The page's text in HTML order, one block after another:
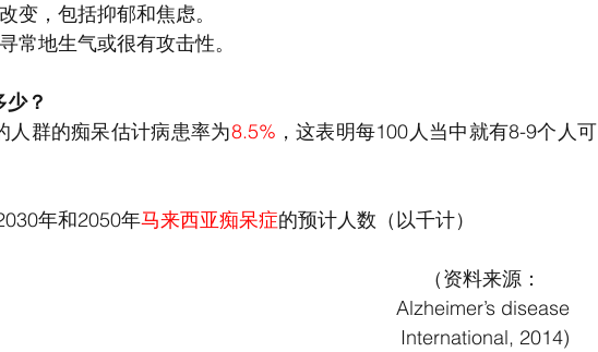
心境改变，包括抑郁和焦虑。
超乎寻常地生气或很有攻击性。
？
人群的痴呆估计病患率为8.5% ，这表明每100人当中就有8-9个人可
年和2050年马来西亚痴呆症的预计人数（以千计）
（资料来源：
Alzheimer’s disease
International, 2014)